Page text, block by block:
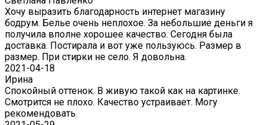
Хочу выразить благодарность интернет магазину
бодрум. Белье очень неплохое. За небольшие деньги я
получила вполне хорошее качество. Сегодня была
доставка. Постирала и вот уже пользуюсь. Размер в
размер. При стирки не село. Я довольна.
2021-04-18
Ирина
Спокойный оттенок. В живую такой как на картинке.
Смотрится не плохо. Качество устраивает. Могу
рекомендовать.